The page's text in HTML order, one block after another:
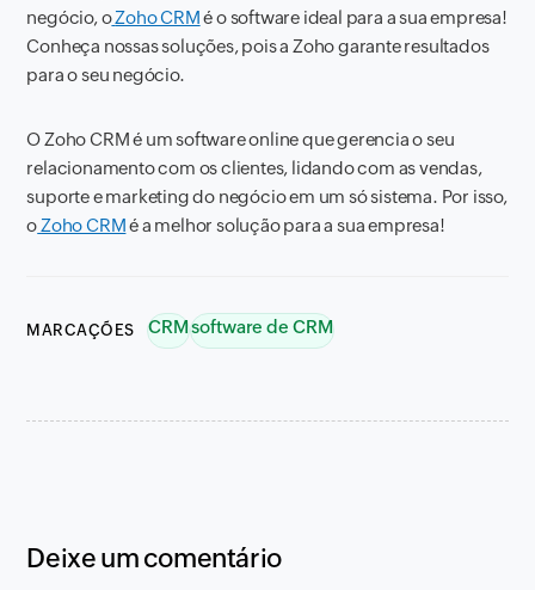
negócio, o Zoho CRMé o software ideal para a sua empresa!
Conheça nossas soluções, pois a Zoho garante resultados
para o seu negócio.
O Zoho CRM é um software online que gerencia o seu
relacionamento com os clientes, lidando com as vendas,
suporte e marketing do negócio em um só sistema. Por isso,
o Zoho CRMé a melhor solução para a sua empresa!
MARCAÇÕES CRMsoftware de CRM
Deixe um comentário